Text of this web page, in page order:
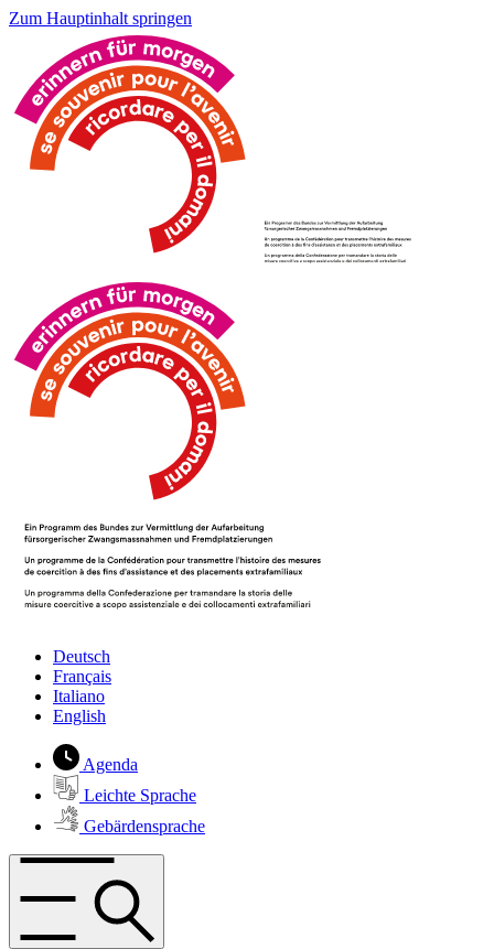
Zum Hauptinhalt springen
Deutsch
Français
Italiano
English
Agenda
Leichte Sprache
Gebärdensprache